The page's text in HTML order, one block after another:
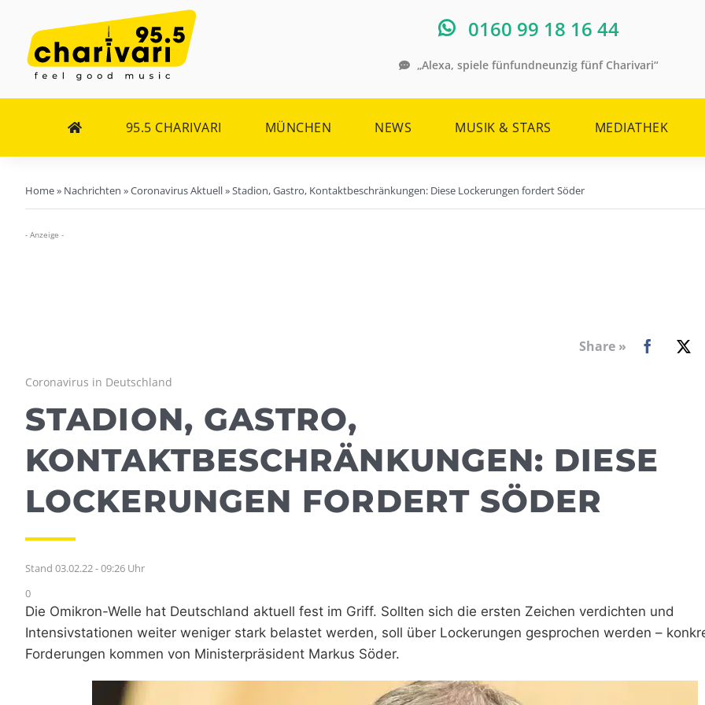
Inhalt
springen
0160 99 18 16 44
„Alexa, spiele fünfundneunzig fünf Charivari“
95.5 CHARIVARI MÜNCHEN NEWS MUSIK & STARS MEDIATHEK
Home» Nachrichten »Coronavirus Aktuell»Stadion, Gastro, Kontaktbeschränkungen: Diese Lockerungen fordert Söder
- Anzeige -
Share »
Coronavirus in Deutschland
STADION, GASTRO,
KONTAKTBESCHRÄNKUNGEN: DIESE
LOCKERUNGEN FORDERT SÖDER
Stand 03.02.22 - 09:26 Uhr
0
Die Omikron-Welle hat Deutschland aktuell fest im Griff. Sollten sich die ersten Zeichen verdichten und
Intensivstationen weiter weniger stark belastet werden, soll über Lockerungen gesprochen werden –
Forderungen kommen von Ministerpräsident Markus Söder.